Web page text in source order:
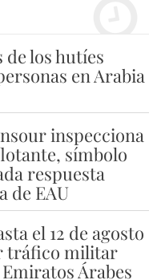
de los hutíes
en Arabia
inspecciona
símbolo
respuesta
de EAU
el 12 de agosto
tráfico militar
Árabes